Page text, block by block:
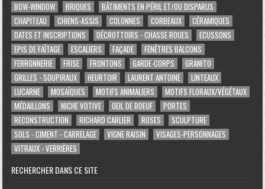
BOW-WINDOW
BRIQUES
BÂTIMENTS EN PÉRIL ET/OU DISPARUS
CHAPITEAU
CHIENS-ASSIS COLONNES CORBEAUX
CÉRAMIQUES
DATES ET INSCRIPTIONS
DÉCROTTOIRS - CHASSE ROUES
ECUSSONS
EPIS DE FAÎTAGE
ESCALIERS FAÇADE
FENÊTRES BALCONS
FERRONNERIE
FRISE FRONTONS GARDE-CORPS
GRANITO
GRILLES - SOUPIRAUX
HEURTOIR LAURENT ANTOINE
LINTEAUX
LUCARNE
MOSAÏQUES MOTIFS ANIMALIERS
MOTIFS FLORAUX/VÉGÉTAUX
MÉDAILLONS
NICHE VOTIVE OEIL DE BOEUF
PORTES
RECONSTRUCTION
RICHARD CARLIER ROSES
SCULPTURE
SOLS - CIMENT - CARRELAGE
VIGNE RAISIN
VISAGES-PERSONNAGES
VITRAUX - VERRIÈRES
RECHERCHER DANS CE SITE